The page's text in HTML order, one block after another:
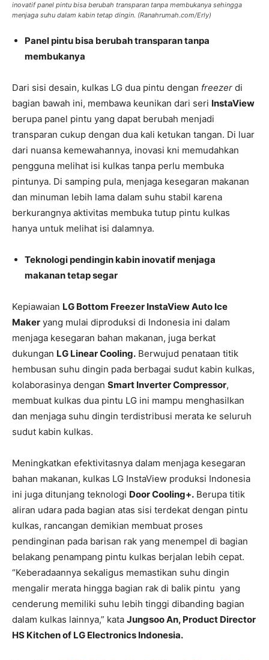
inovatif panel pintu bisa berubah transparan tanpa membukanya sehingga
menjaga suhu dalam kabin tetap dingin. (Ranahrumah.com/Erly)
Panel pintu bisa berubah transparan tanpa
membukanya
Dari sisi desain, kulkas LG dua pintu dengan freezer di
bagian bawah ini, membawa keunikan dari seri InstaView
berupa panel pintu yang dapat berubah menjadi
transparan cukup dengan dua kali ketukan tangan. Di luar
dari nuansa kemewahannya, inovasi kni memudahkan
pengguna melihat isi kulkas tanpa perlu membuka
pintunya. Di samping pula, menjaga kesegaran makanan
dan minuman lebih lama dalam suhu stabil karena
berkurangnya aktivitas membuka tutup pintu kulkas
hanya untuk melihat isi dalamnya.
Teknologi pendingin kabin inovatif menjaga
makanan tetap segar
Kepiawaian LG Bottom Freezer InstaViewAuto Ice
Maker yang mulai diproduksi di Indonesia ini dalam
menjaga kesegaran bahan makanan, juga berkat
dukungan LG Linear Cooling. Berwujud penataan titik
hembusan suhu dingin pada berbagai sudut kabin kulkas,
kolaborasinya dengan Smart Inverter Compressor,
membuat kulkas dua pintu LG ini mampu menghasilkan
dan menjaga suhu dingin terdistribusi merata ke seluruh
sudut kabin kulkas.
Meningkatkan efektivitasnya dalam menjaga kesegaran
bahan makanan, kulkas LG InstaView produksi Indonesia
ini juga ditunjang teknologi Door Cooling+. Berupa titik
aliran udara pada bagian atas sisi terdekat dengan pintu
kulkas, rancangan demikian membuat proses
pendinginan pada barisan rak yang menempel di bagian
belakang penampang pintu kulkas berjalan lebih cepat.
“Keberadaannya sekaligus memastikan suhu dingin
mengalir merata hingga bagian rak di balik pintu yang
cenderung memiliki suhu lebih tinggi dibanding bagian
dalam kulkas lainnya,” kata Jungsoo An, Product Director
HS Kitchen of LG Electronics Indonesia.